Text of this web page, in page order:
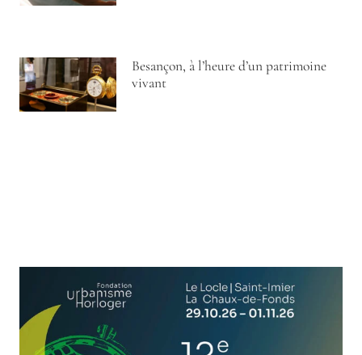
Besançon, à l’heure d’un patrimoine
vivant